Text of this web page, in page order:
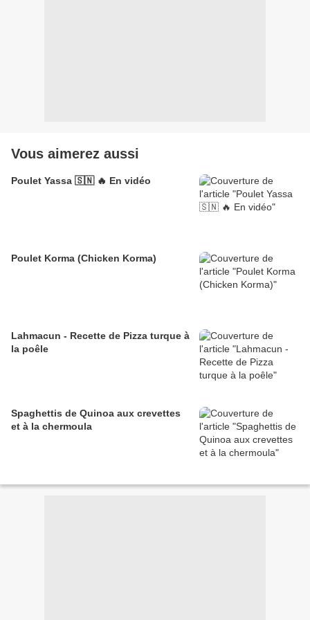
Vous aimerez aussi
Poulet Yassa 🇸🇳 🔥 En vidéo
Poulet Korma (Chicken Korma)
Lahmacun - Recette de Pizza turque à
la poêle
Spaghettis de Quinoa aux crevettes
et à la chermoula